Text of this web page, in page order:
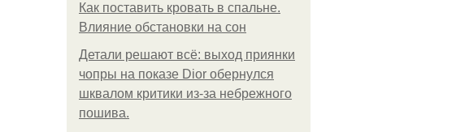
Как поставить кровать в спальне.
Влияние обстановки на сон
Детали решают всё: выход приянки
чопры на показе Dior обернулся
шквалом критики из-за небрежного
пошива.